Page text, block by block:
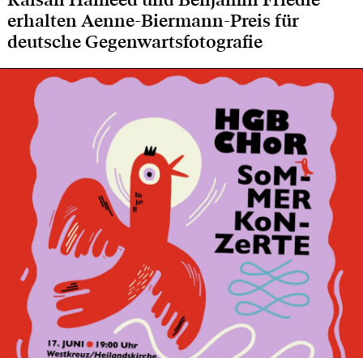
erhalten Aenne-Biermann-Preis für
deutsche Gegenwartsfotografie